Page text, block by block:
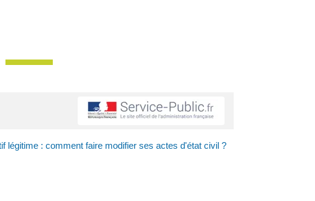
légitime : comment faire modifier ses actes d'état civil ?